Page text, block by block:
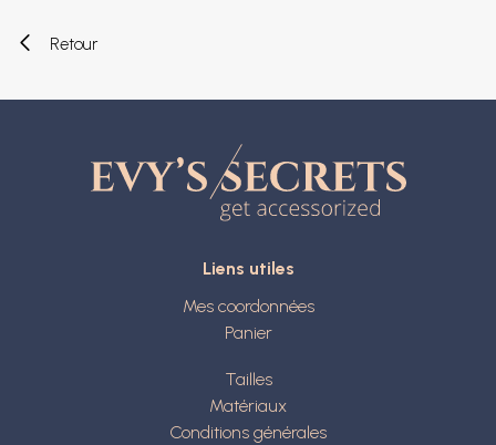
Retour
Liens utiles
Mes coordonnées
Panier
Tailles
Matériaux
Conditions générales